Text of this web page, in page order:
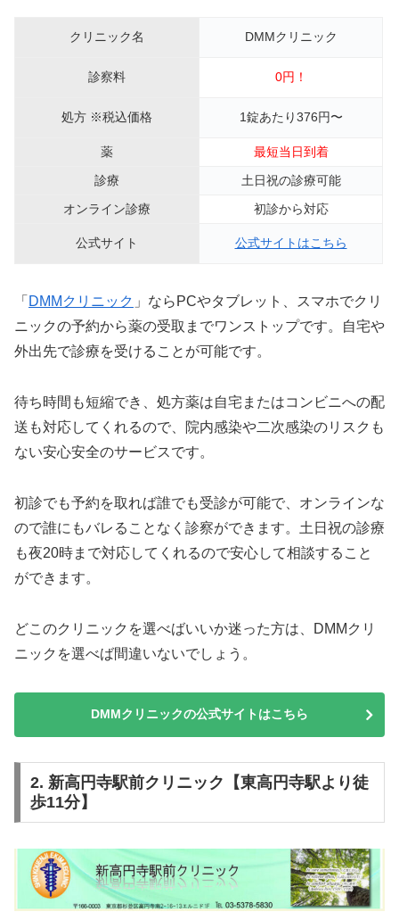
クリニック名 DMMクリニック
診察料 0円！
処方 ※税込価格 1錠あたり376円〜
薬
最短当日到着
診療
土日祝の診療可能
オンライン診療
初診から対応
公式サイト 公式サイトはこちら
「 DMMクリニック 」ならPCやタブレット、スマホでクリ
ニックの予約から薬の受取までワンストップです。自宅や
外出先で診療を受けることが可能です。
待ち時間も短縮でき、処方薬は自宅またはコンビニへの配
送も対応してくれるので、院内感染や二次感染のリスクも
ない安心安全のサービスです。
初診でも予約を取れば誰でも受診が可能で、オンラインな
ので誰にもバレることなく診察ができます。土日祝の診療
も夜20時まで対応してくれるので安心して相談すること
ができます。
どこのクリニックを選べばいいか迷った方は、DMMクリ
ニックを選べば間違いないでしょう。
DMMクリニックの公式サイトはこちら
2. 新高円寺駅前クリニック【東高円寺駅より徒
歩11分】